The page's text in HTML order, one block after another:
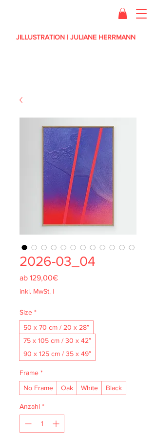
JILLUSTRATION | JULIANE HERRMANN
2026-03_04
ab 129,00€Sale-
inkl. MwSt. |
Size *
50 x 70 cm / 20 x 28″
75 x 105 cm / 30 x 42″
90 x 125 cm / 35 x 49″
Frame *
No Frame
Oak White Black
Anzahl *